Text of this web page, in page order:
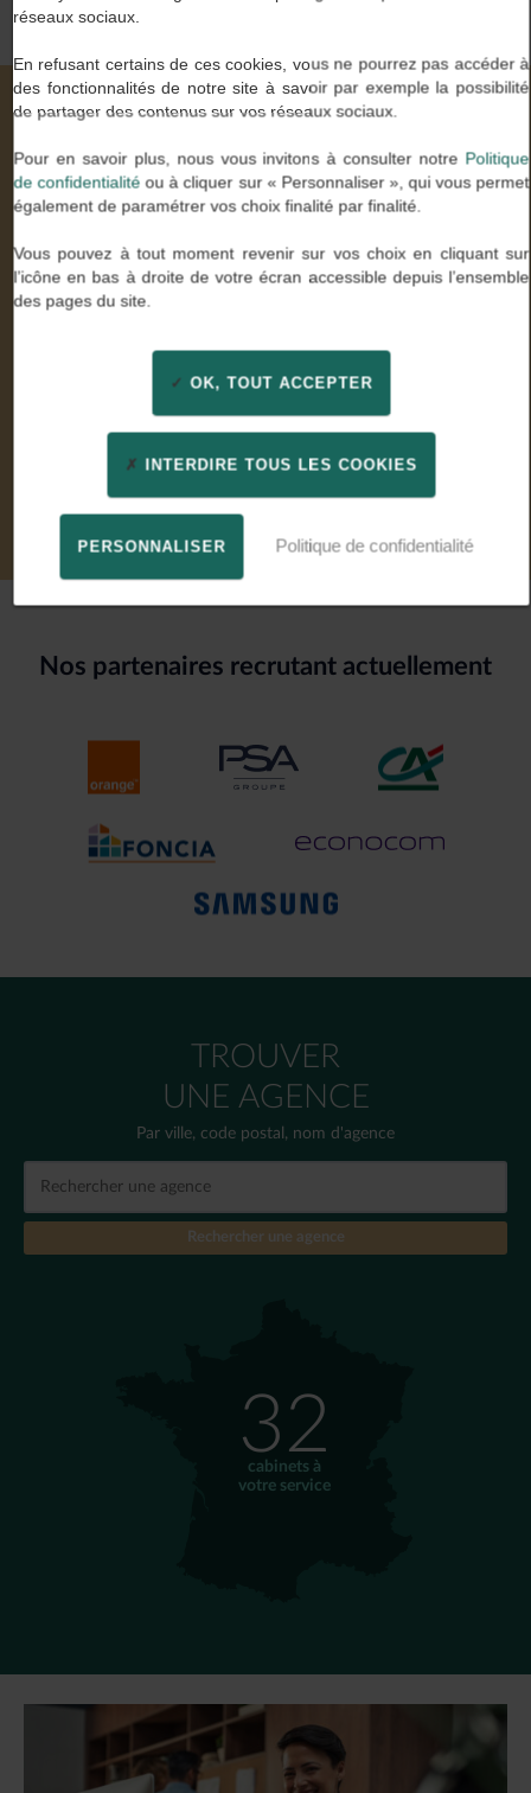
Nos valeurs à travers vos mots
Comptable général
« Enfin des consultants experts de mon métier qui ont
Nos partenaires recrutant actuellement
TROUVER
UNE AGENCE
Par ville, code postal, nom d'agence
32
cabinets à
votre service
réseaux sociaux.
En refusant certains de ces cookies, vous ne pourrez pas accéder à
des fonctionnalités de notre site à savoir par exemple la possibilité
de partager des contenus sur vos réseaux sociaux.
Pour en savoir plus, nous vous invitons à consulter notre Politique
de confidentialité ou à cliquer sur « Personnaliser », qui vous permet
également de paramétrer vos choix finalité par finalité.
Vous pouvez à tout moment revenir sur vos choix en cliquant sur
l’icône en bas à droite de votre écran accessible depuis l’ensemble
des pages du site.
OK, TOUT ACCEPTER
INTERDIRE TOUS LES COOKIES
PERSONNALISER Politique de confidentialité